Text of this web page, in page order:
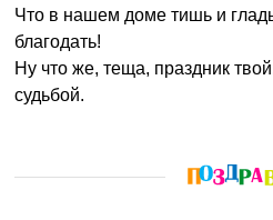
Что в нашем доме тишь и
благодать!
Ну что же, теща, праздник
судьбой.